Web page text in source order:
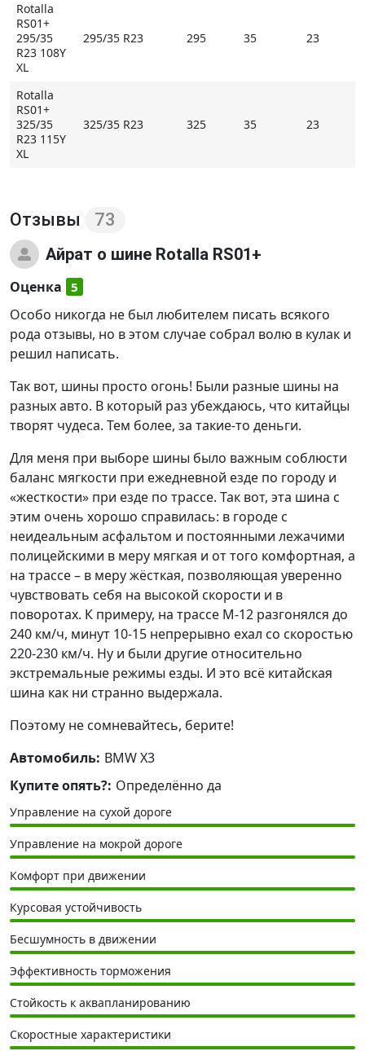
Rotalla
RS01+
295/35
R23 108Y
XL
295/35 R23 295 35 23
Rotalla
RS01+
325/35
R23 115Y
XL
325/35 R23 325 35 23
Отзывы 73
Айрат о шине Rotalla RS01+
Оценка 5
Особо никогда не был любителем писать всякого
рода отзывы, но в этом случае собрал волю в кулак и
решил написать.
Так вот, шины просто огонь! Были разные шины на
разных авто. В который раз убеждаюсь, что китайцы
творят чудеса. Тем более, за такие-то деньги.
Для меня при выборе шины было важным соблюсти
баланс мягкости при ежедневной езде по городу и
«жесткости» при езде по трассе. Так вот, эта шина с
этим очень хорошо справилась: в городе с
неидеальным асфальтом и постоянными лежачими
полицейскими в меру мягкая и от того комфортная, а
на трассе – в меру жёсткая, позволяющая уверенно
чувствовать себя на высокой скорости и в
поворотах. К примеру, на трассе М-12 разгонялся до
240 км/ч, минут 10-15 непрерывно ехал со скоростью
220-230 км/ч. Ну и были другие относительно
экстремальные режимы езды. И это всё китайская
шина как ни странно выдержала.
Поэтому не сомневайтесь, берите!
Автомобиль: BMW X3
Купите опять?: Определённо да
Управление на сухой дороге
Управление на мокрой дороге
Комфорт при движении
Курсовая устойчивость
Бесшумность в движении
Эффективность торможения
Стойкость к аквапланированию
Скоростные характеристики